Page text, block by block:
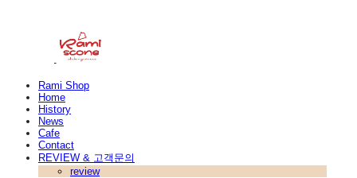
Rami Shop
Home
History
News
Cafe
Contact
REVIEW & 고객문의
review